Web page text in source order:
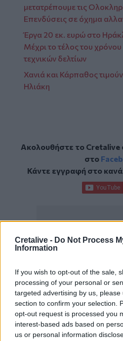
Cretalive - Do Not Process
Information
If you wish to opt-out of the sale,
processing of your personal or
targeted advertising by us,
section to confirm your selection.
opt-out request is processed you
interest-based ads based on
us or personal information
μετατρέπουμε τις
Επενδύσεις σε όχημα
Έργα 20 εκ. ευρώ στο
Μέχρι το τέλος του
τεχνικών δελτίων
Χανιά και Κάρπαθος
Ηλιάκη
Ακολουθήστε το Cretalive
στο
Κάντε εγγραφή στο